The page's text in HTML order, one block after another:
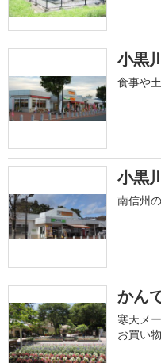
小黒
食事や
小黒
南信州
かん
寒天メ
お買い物